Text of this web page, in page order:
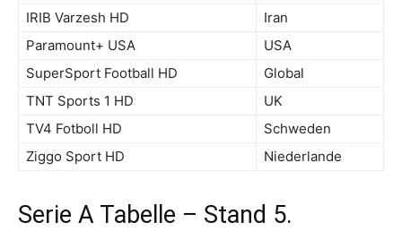
IRIB Varzesh HD
Iran
Paramount+ USA
USA
SuperSport Football HD
Global
TNT Sports 1 HD
UK
TV4 Fotboll HD
Schweden
Ziggo Sport HD
Niederlande
Serie A Tabelle – Stand 5.